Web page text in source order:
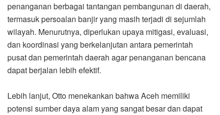
penanganan berbagai tantangan pembangunan di daerah,
termasuk persoalan banjir yang masih terjadi di sejumlah
wilayah. Menurutnya, diperlukan upaya mitigasi, evaluasi,
dan koordinasi yang berkelanjutan antara pemerintah
pusat dan pemerintah daerah agar penanganan bencana
dapat berjalan lebih efektif.
‎Lebih lanjut, Otto menekankan bahwa Aceh memiliki
potensi sumber daya alam yang sangat besar dan dapat